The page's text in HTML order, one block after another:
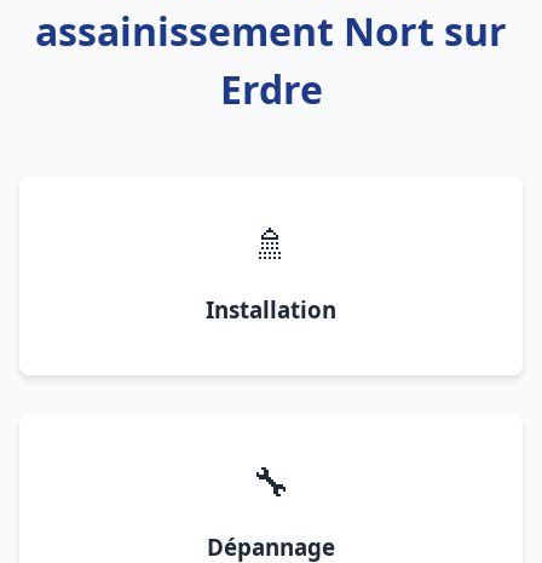
assainissement Nort sur
Erdre
🚿
Installation
🔧
Dépannage